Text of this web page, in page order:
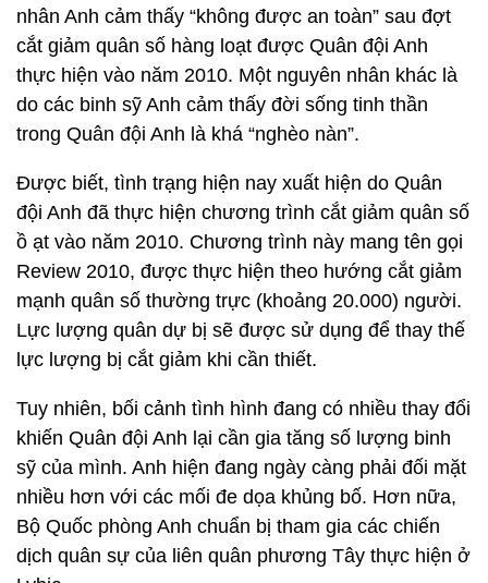
nhân Anh cảm thấy “không được an toàn” sau đợt
cắt giảm quân số hàng loạt được Quân đội Anh
thực hiện vào năm 2010. Một nguyên nhân khác là
do các binh sỹ Anh cảm thấy đời sống tinh thần
trong Quân đội Anh là khá “nghèo nàn”.
Được biết, tình trạng hiện nay xuất hiện do Quân
đội Anh đã thực hiện chương trình cắt giảm quân số
ồ ạt vào năm 2010. Chương trình này mang tên gọi
Review 2010, được thực hiện theo hướng cắt giảm
mạnh quân số thường trực (khoảng 20.000) người.
Lực lượng quân dự bị sẽ được sử dụng để thay thế
lực lượng bị cắt giảm khi cần thiết.
Tuy nhiên, bối cảnh tình hình đang có nhiều thay đổi
khiến Quân đội Anh lại cần gia tăng số lượng binh
sỹ của mình. Anh hiện đang ngày càng phải đối mặt
nhiều hơn với các mối đe dọa khủng bố. Hơn nữa,
Bộ Quốc phòng Anh chuẩn bị tham gia các chiến
dịch quân sự của liên quân phương Tây thực hiện ở